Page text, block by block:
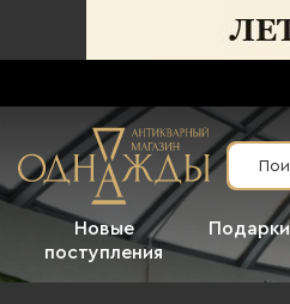
Новые
поступления
Подарки